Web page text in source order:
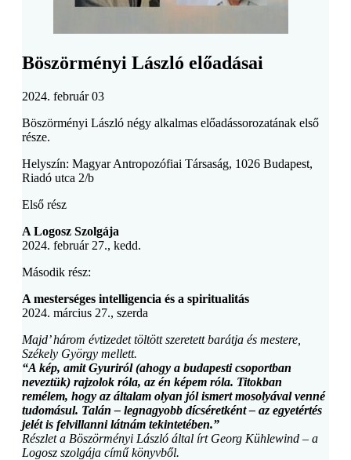
Böszörményi László előadásai
2024. február 03
Böszörményi László négy alkalmas előadássorozatának első
része.
Helyszín: Magyar Antropozófiai Társaság, 1026 Budapest,
Riadó utca 2/b
Első rész
A Logosz Szolgája
2024. február 27., kedd.
Második rész:
A mesterséges intelligencia és a spiritualitás
2024. március 27., szerda
Majd’ három évtizedet töltött szeretett barátja és mestere,
Székely György mellett.
“A kép, amit Gyuriról (ahogy a budapesti csoportban
neveztük) rajzolok róla, az én képem róla. Titokban
remélem, hogy az általam olyan jól ismert mosolyával venné
tudomásul. Talán – legnagyobb dícséretként – az egyetértés
jelét is felvillanni látnám tekintetében.”
Részlet a Böszörményi László által írt Georg Kühlewind – a
Logosz szolgája című könyvből.